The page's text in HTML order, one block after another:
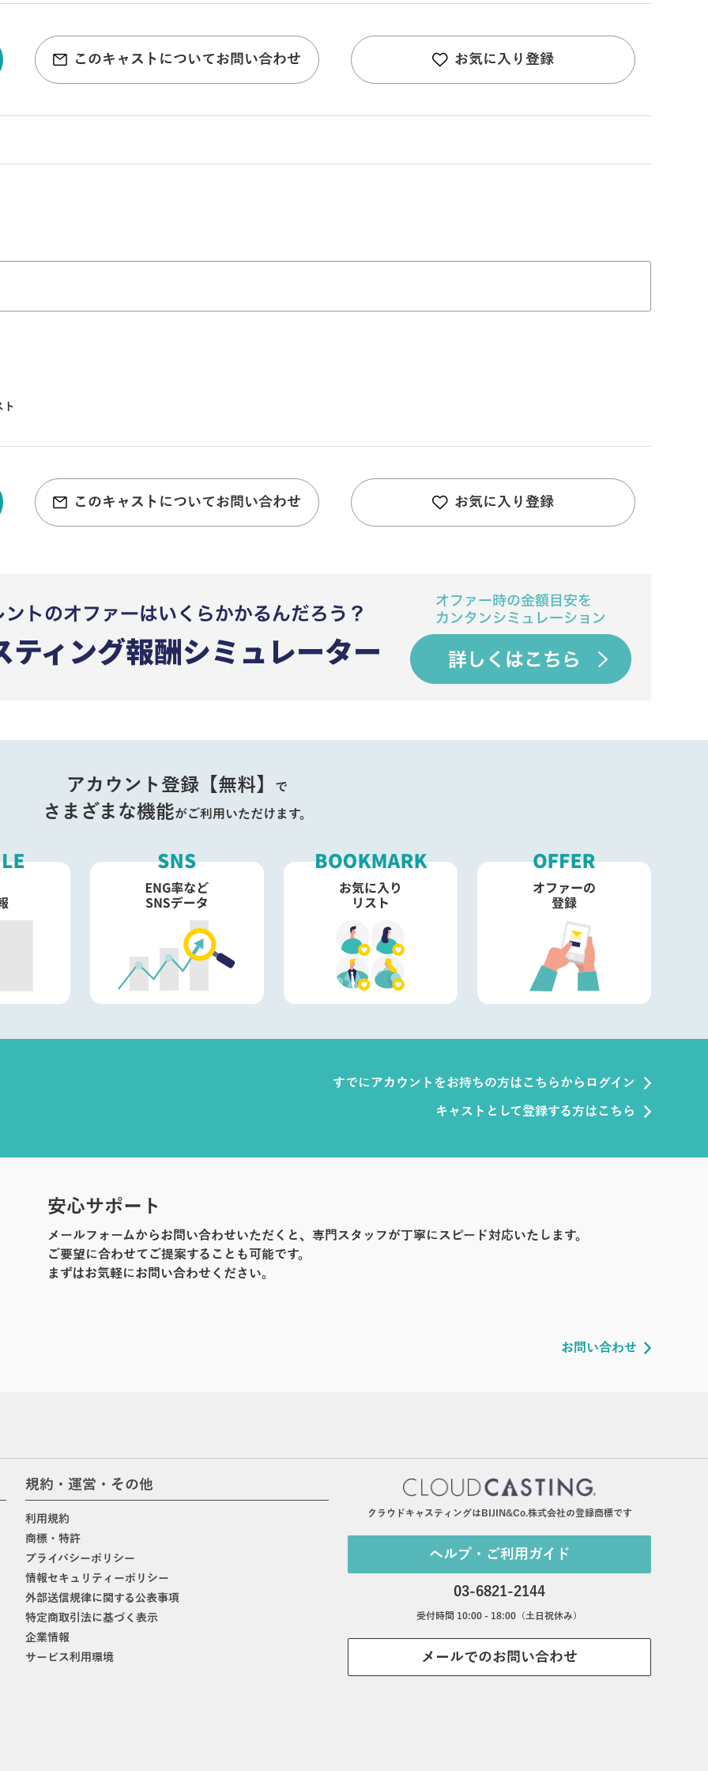
このキャストについてお問い合わせ お気に入り登録
このキャストについてお問い合わせ お気に入り登録
アカウント登録【無料】 で
さまざまな機能がご利用いただけます。
すでにアカウントをお持ちの方はこちらからログイン
キャストとして登録する方はこちら
安心サポート
メールフォームからお問い合わせいただくと、専門スタッフが丁寧にスピード対応いたします。
ご要望に合わせてご提案することも可能です。
まずはお気軽にお問い合わせください。
お問い合わせ
規約・運営・その他
利用規約
商標・特許
プライバシーポリシー
情報セキュリティーポリシー
外部送信規律に関する公表事項
特定商取引法に基づく表示
企業情報
サービス利用環境
クラウドキャスティングはBIJIN&Co.株式会社の登録商標です
ヘルプ・ご利用ガイド
03-6821-2144
受付時間 10:00 - 18:00（土日祝休み）
メールでのお問い合わせ